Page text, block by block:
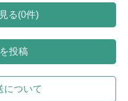
る(0件)
投稿
について